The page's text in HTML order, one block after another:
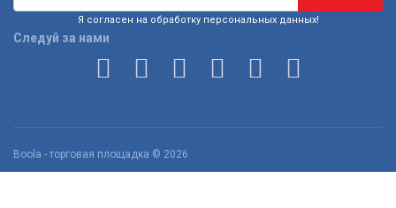
Я согласен на обработку персональных данных!
Следуй за нами
Boola - торговая площадка © 2026